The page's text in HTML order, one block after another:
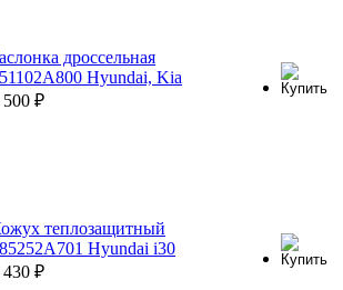
дроссельная
Hyundai, Kia
500 ₽
теплозащитный
Hyundai i30
430 ₽